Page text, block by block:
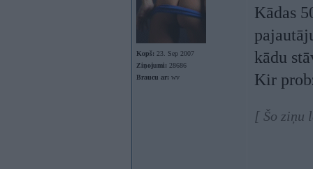
Kopš: 23. Sep 2007
Ziņojumi: 28686
Braucu ar: wv
Kādas
kādu
Kir
[ Šo ziņu